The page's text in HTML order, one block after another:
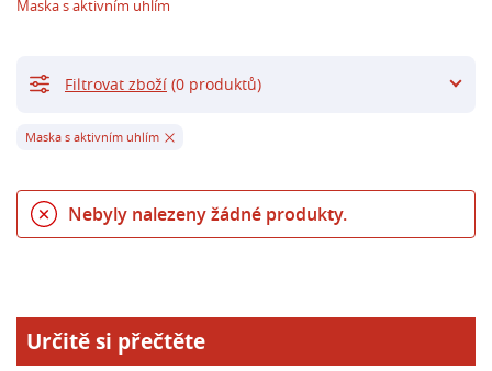
Maska s aktivním uhlím
Nebyly nalezeny žádné produkty.
Určitě si přečtěte
Filtrovat zboží (0 produktů)
Maska s aktivním uhlím